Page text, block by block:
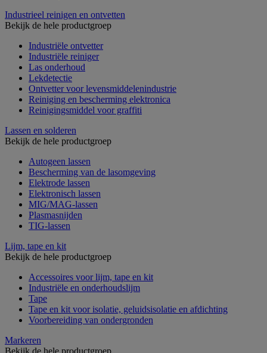
Industrieel reinigen en ontvetten
Bekijk de hele productgroep
Industriële ontvetter
Industriële reiniger
Las onderhoud
Lekdetectie
Ontvetter voor levensmiddelenindustrie
Reiniging en bescherming elektronica
Reinigingsmiddel voor graffiti
Lassen en solderen
Bekijk de hele productgroep
Autogeen lassen
Bescherming van de lasomgeving
Elektrode lassen
Elektronisch lassen
MIG/MAG-lassen
Plasmasnijden
TIG-lassen
Lijm, tape en kit
Bekijk de hele productgroep
Accessoires voor lijm, tape en kit
Industriële en onderhoudslijm
Tape
Tape en kit voor isolatie, geluidsisolatie en afdichting
Voorbereiding van ondergronden
Markeren
Bekijk de hele productgroep